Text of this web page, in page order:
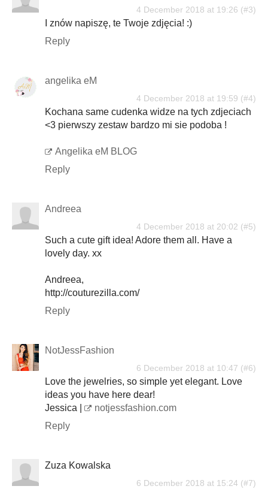
4 December 2018 at 19:26
I znów napiszę, te Twoje zdjęcia! :)
Reply
angelika eM
4 December 2018 at 19:59
Kochana same cudenka widze na tych zdjeciach
<3 pierwszy zestaw bardzo mi sie podoba !
Angelika eM BLOG
Reply
Andreea
4 December 2018 at 20:02
Such a cute gift idea! Adore them all. Have a
lovely day. xx
Andreea,
http://couturezilla.com/
Reply
NotJessFashion
6 December 2018 at 10:47
Love the jewelries, so simple yet elegant. Love
ideas you have here dear!
Jessica |
notjessfashion.com
Reply
Zuza Kowalska
6 December 2018 at 15:24